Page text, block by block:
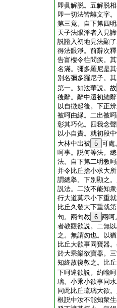
即眞解脱。五解脱
即一切法皆離文字
第三竟。自下第四
天子法眼淨者入見
説證入初地見法顯
得法眼淨。前辭次
告富樓令往問疾。
名滿。彌多羅尼是
別名彌多羅尼子。
第一。如法華説。故
後辭。辭中還初總
以自徴起後。下正
被呵由縁。二出被
彰其巧化。四我念
以小自責。就初段
大林中出被 5 可處
呵事。説何等法。
法。自下第二明教
并令比丘捨小求大
謂總擧。下別顯之
説法。二汝不能知
行大道莫示小下重
比丘久發大下重就
句。兩句教 6 兩呵
者教觀欲説。二無
之。無謂勿也。以
比丘大欲事同寶器
於大乘樂欲寶器。
知終故復教之。比
下呵違欲説。約喩
璃。小乘小欲事同
同此比丘琉璃大欲
根説中汝不能知衆